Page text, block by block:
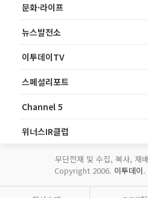
문화·라이프
뉴스발전소
이투데이TV
스페셜리포트
Channel 5
위너스IR클럽
무단전재 및 수집, 복사, 재
Copyright 2006. 이투데이.